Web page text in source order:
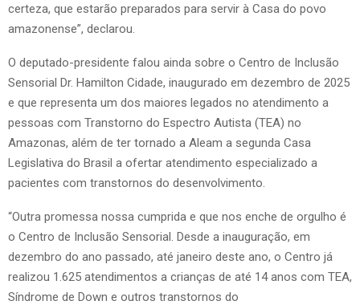
certeza, que estarão preparados para servir à Casa do povo
amazonense”, declarou.
O deputado-presidente falou ainda sobre o Centro de Inclusão
Sensorial Dr. Hamilton Cidade, inaugurado em dezembro de 2025
e que representa um dos maiores legados no atendimento a
pessoas com Transtorno do Espectro Autista (TEA) no
Amazonas, além de ter tornado a Aleam a segunda Casa
Legislativa do Brasil a ofertar atendimento especializado a
pacientes com transtornos do desenvolvimento.
“Outra promessa nossa cumprida e que nos enche de orgulho é
o Centro de Inclusão Sensorial. Desde a inauguração, em
dezembro do ano passado, até janeiro deste ano, o Centro já
realizou 1.625 atendimentos a crianças de até 14 anos com TEA,
Síndrome de Down e outros transtornos do